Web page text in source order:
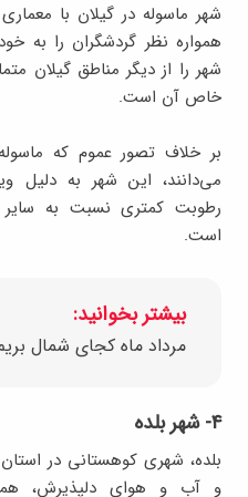
شهر ماسوله در گیلان با
همواره نظر گردشگران را به
شهر را از دیگر مناطق گیلان
خاص آن است.
بر خلاف تصور عموم که
می‌دانند، این شهر به دلیل
رطوبت کمتری نسبت به سایر
است.
بیشتر بخوانید:
مرداد ماه کجای شمال
۴- شهر بلده
بلده، شهری کوهستانی در
و آب و هوای دلپذیرش،